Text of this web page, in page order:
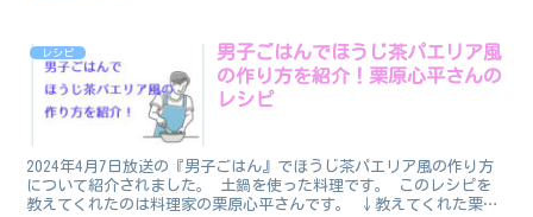
レシピ
男子ごはんでほうじ茶パエリア風
の作り方を紹介！栗原心平さんの
レシピ
2024年4月7日放送の『男子ごはん』でほうじ茶パエリア風の作り方
について紹介されました。 土鍋を使った料理です。 このレシピを
教えてくれたのは料理家の栗原心平さんです。 ↓教えてくれた栗原